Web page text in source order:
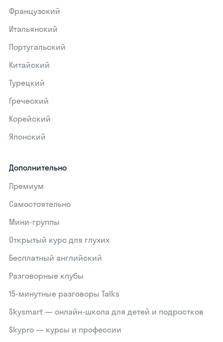
Французский
Итальянский
Португальский
Китайский
Турецкий
Греческий
Корейский
Японский
Дополнительно
Премиум
Самостоятельно
Мини-группы
Открытый курс для глухих
Бесплатный английский
Разговорные клубы
15‑минутные разговоры Talks
Skysmart — онлайн-школа для детей и подростков
Skypro — курсы и профессии